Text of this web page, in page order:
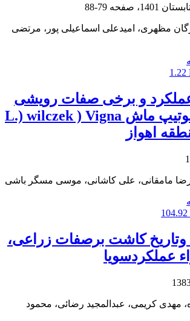
79-88
مظهری، امیدعلی اسماعیلی پور، مرتضی
1.22
عملکرد و برخی صفات رویشی
و زایشی 3 ژنوتیپ ماش L.) wilczek ) Vigna
مامقانی، علی کاشانی، موسی مسگر باشی
وتاریخ کاشت برصفات زراعی،
عملکردسویا
مهدی کریمی، عبدالمجید رضائی، محمود